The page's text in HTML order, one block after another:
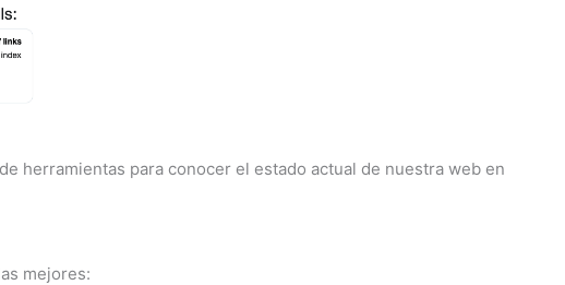
herramientas para conocer el estado actual de nuestra web en
mejores: